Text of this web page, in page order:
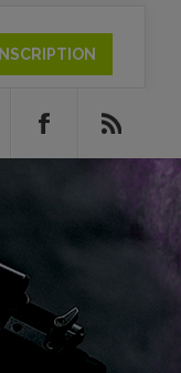
INSCRIPTION